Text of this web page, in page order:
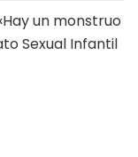
un monstruo
Sexual Infantil